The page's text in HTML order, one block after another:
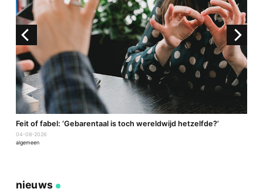
Feit of fabel: ‘Gebarentaal is toch wereldwijd hetzelfde?’
04-08-2026
algemeen
nieuws